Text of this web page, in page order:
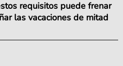
requisitos puede frenar
las vacaciones de mitad